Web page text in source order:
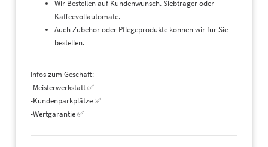
Wir Bestellen auf Kundenwunsch. Siebträger oder
Kaffeevollautomate.
Auch Zubehör oder Pflegeprodukte können wir für Sie
bestellen.
Infos zum Geschäft:
-Meisterwerkstatt ✅
-Kundenparkplätze ✅
-Wertgarantie ✅